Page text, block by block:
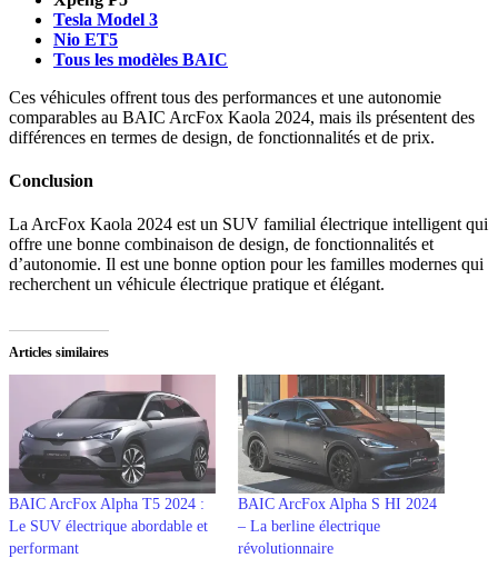
Tesla Model 3
Nio ET5
Tous les modèles BAIC
Ces véhicules offrent tous des performances et une autonomie
comparables au BAIC ArcFox Kaola 2024, mais ils présentent des
différences en termes de design, de fonctionnalités et de prix.
Conclusion
La ArcFox Kaola 2024 est un SUV familial électrique intelligent qui
offre une bonne combinaison de design, de fonctionnalités et
d’autonomie. Il est une bonne option pour les familles modernes qui
recherchent un véhicule électrique pratique et élégant.
Articles similaires
BAIC ArcFox Alpha T5 2024 :
Le SUV électrique abordable et
performant
BAIC ArcFox Alpha S HI 2024
– La berline électrique
révolutionnaire